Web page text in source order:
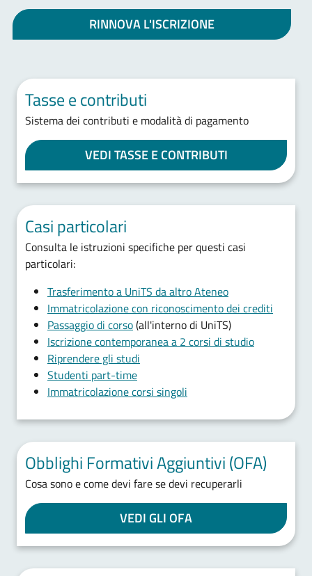
RINNOVA L'ISCRIZIONE
Tasse e contributi
Sistema dei contributi e modalità di pagamento
VEDI TASSE E CONTRIBUTI
Casi particolari
Consulta le istruzioni specifiche per questi casi
particolari:
Trasferimento a UniTS da altro Ateneo
Immatricolazione con riconoscimento dei crediti
Passaggio di corso(all'interno di UniTS)
Iscrizione contemporanea a 2 corsi di studio
Riprendere gli studi
Studenti part-time
Immatricolazione corsi singoli
Obblighi Formativi Aggiuntivi (OFA)
Cosa sono e come devi fare se devi recuperarli
VEDI GLI OFA